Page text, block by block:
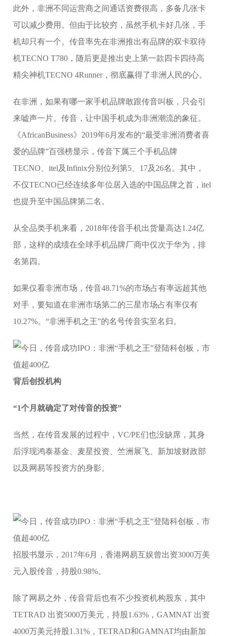
此外，非洲不同运营商之间通话资费很高，多备几张卡
可以减少费用。但由于比较穷，虽然手机卡好几张，手
机却只有一个。传音率先在非洲推出有品牌的双卡双待
机TECNO T780，随后更是推出史上第一款四卡四待高
精尖神机TECNO 4Runner，彻底赢得了非洲人民的心。
在非洲，如果有哪一家手机品牌敢跟传音叫板，只会引
来嘘声一片。传音，让中国手机成为非洲潮流的象征。
《AfricanBusiness》2019年6月发布的“最受非洲消费者喜
爱的品牌”百强榜显示，传音下属三个手机品牌
TECNO、itel及Infinix分别位列第5、17及26名。其中，
不仅TECNO已经连续多年位居入选的中国品牌之首，itel
也提升至中国品牌第二名。
从全品类手机来看，2018年传音手机出货量高达1.24亿
部，这样的成绩在全球手机品牌厂商中仅次于华为，排
名第四。
如果仅看非洲市场，传音48.71%的市场占有率远超其他
对手，要知道在非洲市场第二的三星市场占有率仅有
10.27%。“非洲手机之王”的名号传音实至名归。
背后创投机构
“1个月就确定了对传音的投资”
当然，在传音发展的过程中，VC/PE们也没缺席，其身
后浮现鸿泰基金、麦星投资、竺洲展飞、新加坡财政部
以及网易等投资方的身影。
招股书显示，2017年6月，香港网易互娱曾出资3000万美
元入股传音，持股0.98%。
除了网易之外，传音背后也有不少投资机构股东，其中
TETRAD 出资5000万美元，持股1.63%，GAMNAT 出资
4000万美元持股1.31%，TETRAD和GAMNAT均由新加